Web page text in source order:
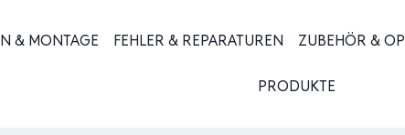
& MONTAGE FEHLER & REPARATUREN ZUBEHÖR &
PRODUKTE